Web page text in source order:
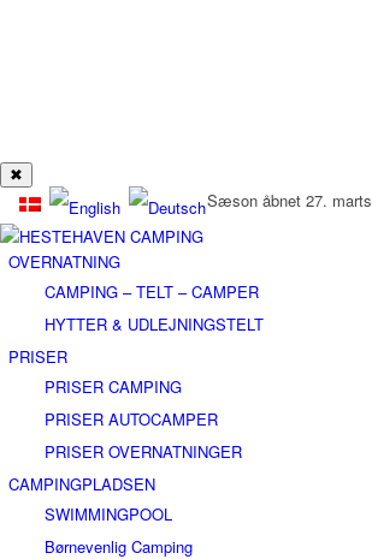
✖
Sæson åbnet 27.
OVERNATNING
CAMPING – TELT – CAMPER
HYTTER & UDLEJNINGSTELT
PRISER
PRISER CAMPING
PRISER AUTOCAMPER
PRISER OVERNATNINGER
CAMPINGPLADSEN
SWIMMINGPOOL
Børnevenlig Camping